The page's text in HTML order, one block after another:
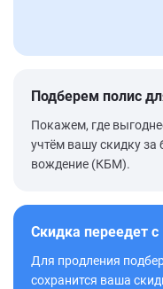
Подберем полис
Покажем, где
учтём вашу скидку за
вождение (КБМ).
Скидка переедет
Для продления
сохранится ваша